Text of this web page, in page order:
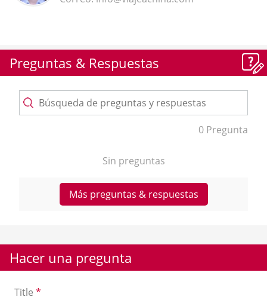
Preguntas & Respuestas
0 Pregunta
Sin preguntas
Más preguntas & respuestas
Hacer una pregunta
Title *